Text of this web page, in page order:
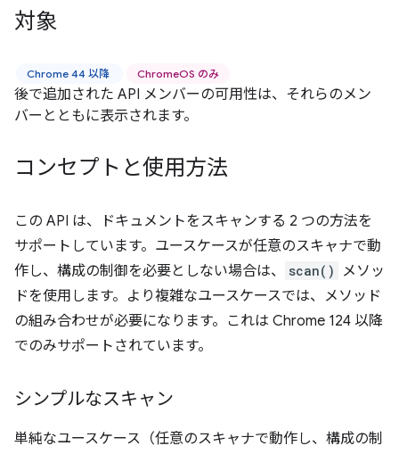
対象
Chrome 44 以降 ChromeOS のみ
後で追加された API メンバーの可用性は、それらのメン
バーとともに表示されます。
コンセプトと使用方法
この API は、ドキュメントをスキャンする 2 つの方法を
サポートしています。ユースケースが任意のスキャナで動
作し、構成の制御を必要としない場合は、
scan()
メソッ
ドを使用します。より複雑なユースケースでは、メソッド
の組み合わせが必要になります。これは Chrome 124 以降
でのみサポートされています。
シンプルなスキャン
単純なユースケース（任意のスキャナで動作し、構成の制